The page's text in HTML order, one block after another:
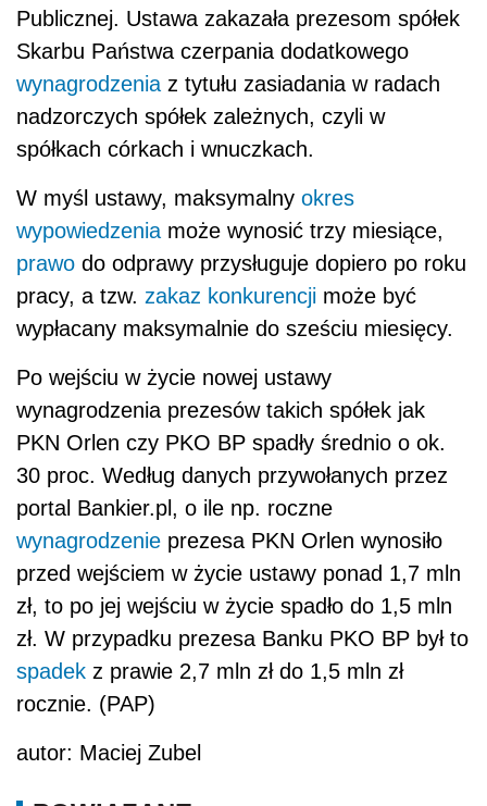
Publicznej. Ustawa zakazała prezesom spółek
Skarbu Państwa czerpania dodatkowego
wynagrodzenia z tytułu zasiadania w radach
nadzorczych spółek zależnych, czyli w
spółkach córkach i wnuczkach.
W myśl ustawy, maksymalny okres
wypowiedzenia może wynosić trzy miesiące,
prawo do odprawy przysługuje dopiero po roku
pracy, a tzw. zakaz konkurencji może być
wypłacany maksymalnie do sześciu miesięcy.
Po wejściu w życie nowej ustawy
wynagrodzenia prezesów takich spółek jak
PKN Orlen czy PKO BP spadły średnio o ok.
30 proc. Według danych przywołanych przez
portal Bankier.pl, o ile np. roczne
wynagrodzenie prezesa PKN Orlen wynosiło
przed wejściem w życie ustawy ponad 1,7 mln
zł, to po jej wejściu w życie spadło do 1,5 mln
zł. W przypadku prezesa Banku PKO BP był to
spadek z prawie 2,7 mln zł do 1,5 mln zł
rocznie. (PAP)
autor: Maciej Zubel